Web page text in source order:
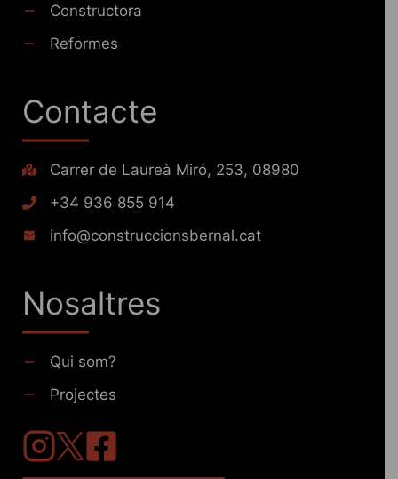
Constructora
Reformes
Contacte
Carrer de Laureà Miró, 253, 08980
+34 936 855 914
info@construccionsbernal.cat
Nosaltres
Qui som?
Projectes